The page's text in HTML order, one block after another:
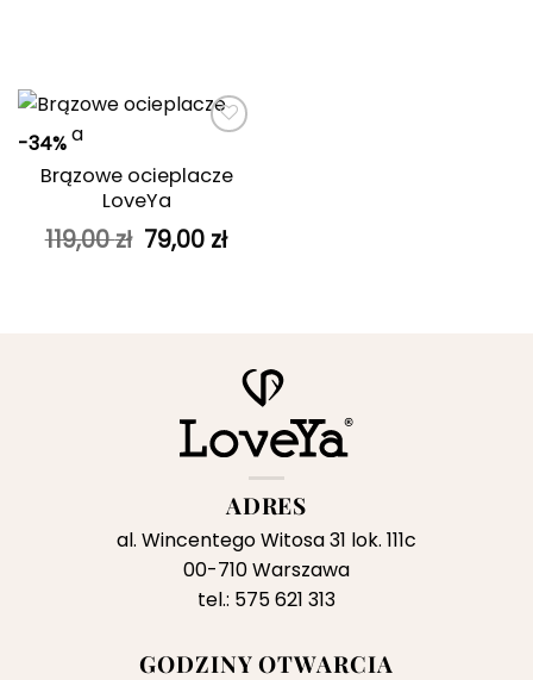
-34%
ulubionych
Brązowe ocieplacze
LoveYa
119,00zł Pierwotna
cena
79,00 złAktualna
ADRES
al. Wincentego Witosa 31 lok. 111c
00-710 Warszawa
tel.: 575 621 313
GODZINY OTWARCIA